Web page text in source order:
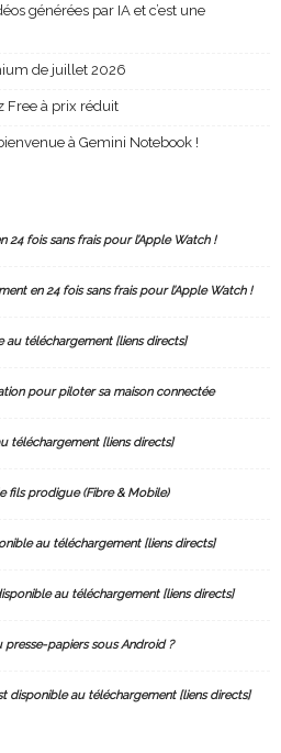
générées par IA et c’est une
de juillet 2026
Free à prix réduit
à Gemini Notebook !
24 fois sans frais pour l’Apple Watch !
en 24 fois sans frais pour l’Apple Watch !
au téléchargement [liens directs]
pour piloter sa maison connectée
téléchargement [liens directs]
fils prodigue (Fibre & Mobile)
au téléchargement [liens directs]
disponible au téléchargement [liens directs]
papiers sous Android ?
disponible au téléchargement [liens directs]